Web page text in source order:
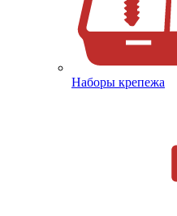
Наборы крепежа